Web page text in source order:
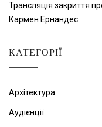
Трансляція закриття
Кармен Ернандес
КАТЕГОРІЇ
Архітектура
Аудієнції